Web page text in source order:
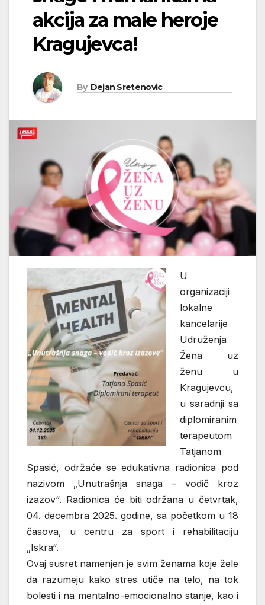
akcija za male heroje
Kragujevca!
By Dejan Sretenovic
U
organizaciji
lokalne
kancelarije
Udruženja
Žena uz
ženu u
Kragujevcu,
u saradnji sa
diplomiranim
terapeutom
Tatjanom
Spasić, održaće se edukativna radionica pod
nazivom „Unutrašnja snaga – vodič kroz
izazov“. Radionica će biti održana u četvrtak,
04. decembra 2025. godine, sa početkom u 18
časova, u centru za sport i rehabilitaciju
„Iskra“.
Ovaj susret namenjen je svim ženama koje žele
da razumeju kako stres utiče na telo, na tok
bolesti i na mentalno-emocionalno stanje, kao i